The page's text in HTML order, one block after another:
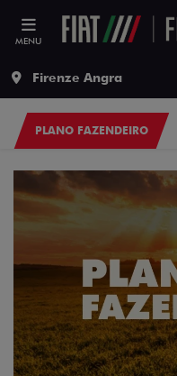
MENU
Firenze Angra
PLANO FAZENDEIRO